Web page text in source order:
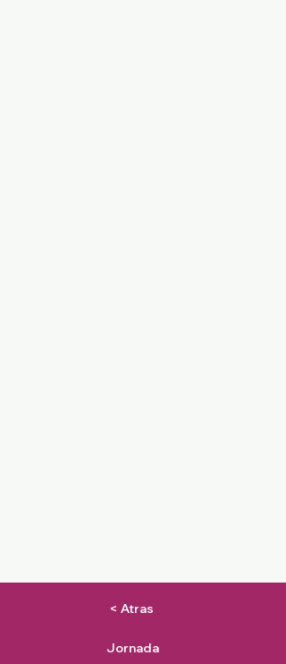
< Atras
Jornada